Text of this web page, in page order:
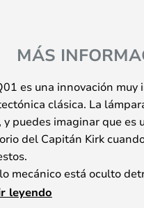
MÁS
es una innovación
clásica. La
y puedes imaginar que es
del Capitán Kirk
mecánico está oculto
hay resortes visibles. Si
leyendo